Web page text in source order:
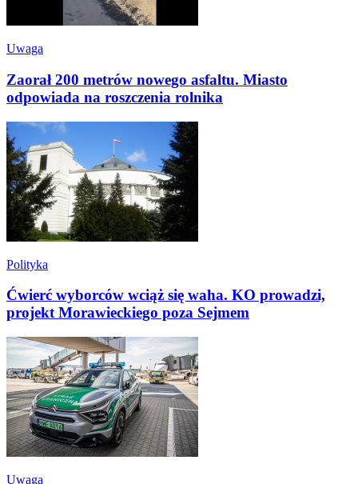
Uwaga
Zaorał 200 metrów nowego asfaltu. Miasto
odpowiada na roszczenia rolnika
Polityka
Ćwierć wyborców wciąż się waha. KO prowadzi,
projekt Morawieckiego poza Sejmem
Uwaga